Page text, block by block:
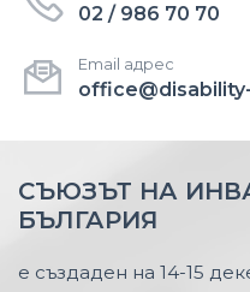
02 / 986 70 70
Email адрес
СЪЮЗЪТ НА
БЪЛГАРИЯ
е създаден на 14-15